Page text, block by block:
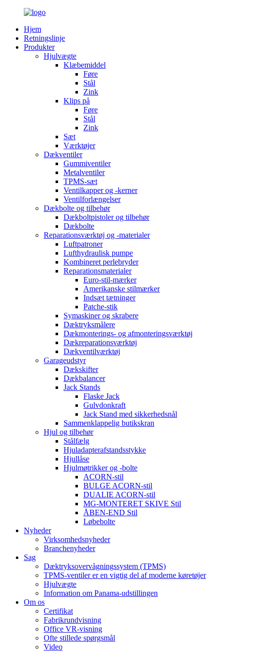
Hjem
Retningslinje
Produkter
Hjulvægte
Klæbemiddel
Føre
Stål
Zink
Klips på
Føre
Stål
Zink
Sæt
Værktøjer
Dækventiler
Gummiventiler
Metalventiler
TPMS-sæt
Ventilkapper og -kerner
Ventilforlængelser
Dækbolte og tilbehør
Dækboltpistoler og tilbehør
Dækbolte
Reparationsværktøj og -materialer
Luftpatroner
Lufthydraulisk pumpe
Kombineret perlebryder
Reparationsmaterialer
Euro-stil-mærker
Amerikanske stilmærker
Indsæt tætninger
Patche-stik
Symaskiner og skrabere
Dæktryksmålere
Dækmonterings- og afmonteringsværktøj
Dækreparationsværktøj
Dækventilværktøj
Garageudstyr
Dækskifter
Dækbalancer
Jack Stands
Flaske Jack
Gulvdonkraft
Jack Stand med sikkerhedsnål
Sammenklappelig butikskran
Hjul og tilbehør
Stålfælg
Hjuladapterafstandsstykke
Hjullåse
Hjulmøtrikker og -bolte
ACORN-stil
BULGE ACORN-stil
DUALIE ACORN-stil
MG-MONTERET SKIVE Stil
ÅBEN-END Stil
Løbebolte
Nyheder
Virksomhedsnyheder
Branchenyheder
Sag
Dæktryksovervågningssystem (TPMS)
TPMS-ventiler er en vigtig del af moderne køretøjer
Hjulvægte
Information om Panama-udstillingen
Om os
Certifikat
Fabrikrundvisning
Office VR-visning
Ofte stillede spørgsmål
Video